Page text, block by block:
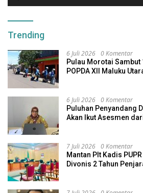
Trending
6 Juli 2026 0 Komentar
Pulau Morotai Sambut
POPDA XII Maluku
6 Juli 2026 0 Komentar
Puluhan Penyandang
Akan Ikut Asesmen
7 Juli 2026 0 Komentar
Mantan Plt Kadis
Divonis 2 Tahun